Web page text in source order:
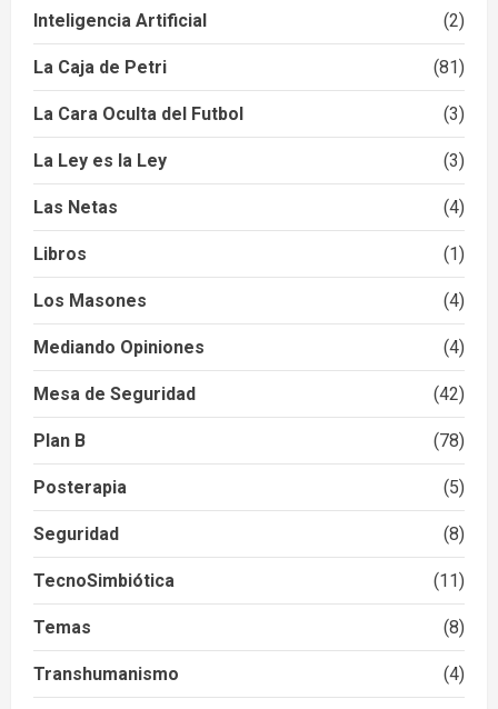
Inteligencia Artificial (2)
La Caja de Petri (81)
La Cara Oculta del Futbol (3)
La Ley es la Ley (3)
Las Netas (4)
Libros (1)
Los Masones (4)
Mediando Opiniones (4)
Mesa de Seguridad (42)
Plan B (78)
Posterapia (5)
Seguridad (8)
TecnoSimbiótica (11)
Temas (8)
Transhumanismo (4)